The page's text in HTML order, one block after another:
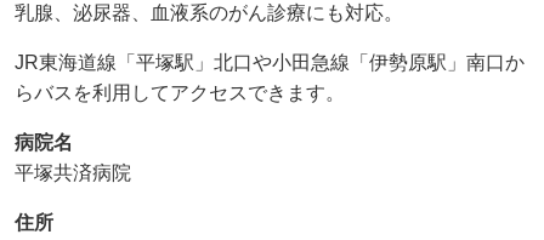
乳腺、泌尿器、血液系のがん診療にも対応。
JR東海道線「平塚駅」北口や小田急線「伊勢原駅」南口か
らバスを利用してアクセスできます。
病院名
平塚共済病院
住所